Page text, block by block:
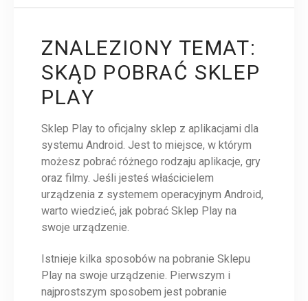
ZNALEZIONY TEMAT:
SKĄD POBRAĆ SKLEP
PLAY
Sklep Play to oficjalny sklep z aplikacjami dla
systemu Android. Jest to miejsce, w którym
możesz pobrać różnego rodzaju aplikacje, gry
oraz filmy. Jeśli jesteś właścicielem
urządzenia z systemem operacyjnym Android,
warto wiedzieć, jak pobrać Sklep Play na
swoje urządzenie.
Istnieje kilka sposobów na pobranie Sklepu
Play na swoje urządzenie. Pierwszym i
najprostszym sposobem jest pobranie